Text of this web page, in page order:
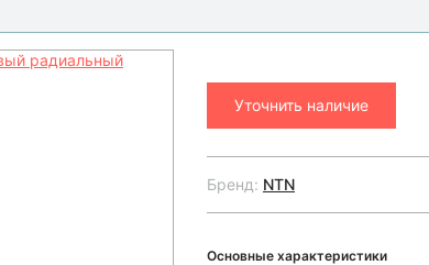
Уточнить наличие
Бренд: NTN
Основные характеристики